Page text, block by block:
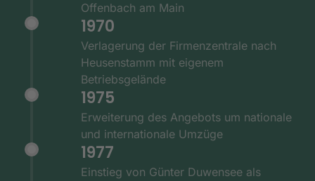
Offenbach am Main
1970
Verlagerung der Firmenzentrale nach
Heusenstamm mit eigenem
Betriebsgelände
1975
Erweiterung des Angebots um nationale
und internationale Umzüge
1977
Einstieg von Günter Duwensee als